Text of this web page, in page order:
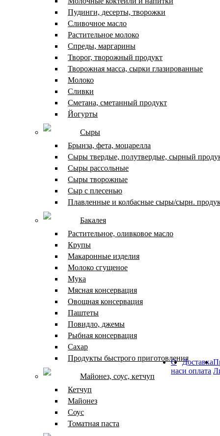
Пудинги, десерты, творожки
Сливочное масло
Растительное молоко
Спреды, маргарины
Творог, творожный продукт
Творожная масса, сырки глазированные
Молоко
Сливки
Сметана, сметанный продукт
Йогурты
Сыры
Брынза, фета, моцарелла
Сыры твердые, полутвердые, сырный
Сыры рассольные
Сыры творожные
Сыр с плесенью
Плавленные и колбасные сыры/сырн.
Бакалея
Растительное, оливковое масло
Крупы
Макаронные изделия
Молоко сгущеное
Мука
Мясная консервация
Овощная консервация
Паштеты
Повидло, джемы
Рыбная консервация
Сахар
Продукты быстрого приготовления
Майонез, соус, кетчуп
Кетчуп
Майонез
Соус
Томатная паста
О
нас
Доставка
и оплата